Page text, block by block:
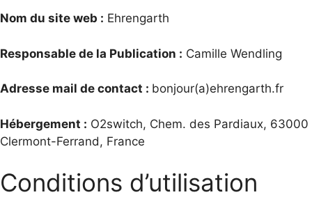
Nom du site web : Ehrengarth
Responsable de la Publication : Camille Wendling
Adresse mail de contact : bonjour(a)ehrengarth.fr
Hébergement : O2switch, Chem. des Pardiaux, 63000
Clermont-Ferrand, France
Conditions d’utilisation